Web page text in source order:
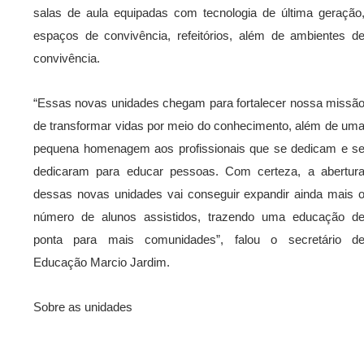
salas de aula equipadas com tecnologia de última geração,
espaços de convivência, refeitórios, além de ambientes de
convivência.
“Essas novas unidades chegam para fortalecer nossa missão
de transformar vidas por meio do conhecimento, além de uma
pequena homenagem aos profissionais que se dedicam e se
dedicaram para educar pessoas. Com certeza, a abertura
dessas novas unidades vai conseguir expandir ainda mais o
número de alunos assistidos, trazendo uma educação de
ponta para mais comunidades”, falou o secretário de
Educação Marcio Jardim.
Sobre as unidades